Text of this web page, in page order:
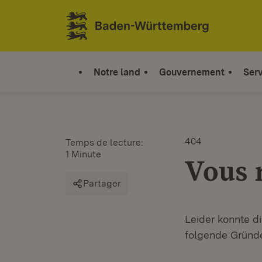
Sauter au contenu
Link zur Startseite
Notre land Gouvernement
404
Vous
Temps de lecture:
1 Minute
Partager
Leider konnte
folgende